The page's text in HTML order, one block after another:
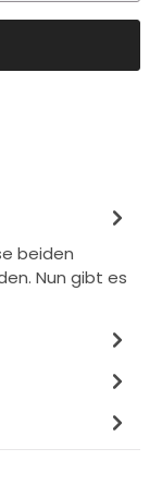
beiden
Nun gibt es